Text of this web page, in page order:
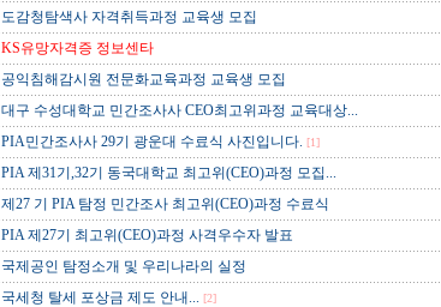
도감청탐색사 자격취득과정 교육생 모집
KS유망자격증 정보센타
공익침해감시원 전문화교육과정 교육생 모집
대구 수성대학교 민간조사사 CEO최고위과정 교육대상...
PIA민간조사사 29기 광운대 수료식 사진입니다. [1]
PIA 제31기,32기 동국대학교 최고위(CEO)과정 모집...
제27 기 PIA 탐정 민간조사 최고위(CEO)과정 수료식
PIA 제27기 최고위(CEO)과정 사격우수자 발표
국제공인 탐정소개 및 우리나라의 실정
국세청 탈세 포상금 제도 안내... [2]